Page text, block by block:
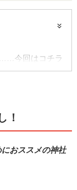
今回はコチラ
！
おススメの神社